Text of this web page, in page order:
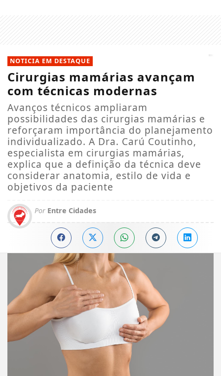
NOTICIA EM DESTAQUE
Cirurgias mamárias avançam
com técnicas modernas
Avanços técnicos ampliaram
possibilidades das cirurgias mamárias e
reforçaram importância do planejamento
individualizado. A Dra. Carú Coutinho,
especialista em cirurgias mamárias,
explica que a definição da técnica deve
considerar anatomia, estilo de vida e
objetivos da paciente
Por Entre Cidades